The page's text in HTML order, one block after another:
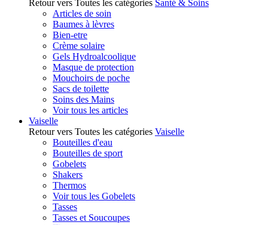
Retour vers Toutes les catégories Santé & Soins
Articles de soin
Baumes à lèvres
Bien-etre
Crème solaire
Gels Hydroalcoolique
Masque de protection
Mouchoirs de poche
Sacs de toilette
Soins des Mains
Voir tous les articles
Vaiselle
Retour vers Toutes les catégories Vaiselle
Bouteilles d'eau
Bouteilles de sport
Gobelets
Shakers
Thermos
Voir tous les Gobelets
Tasses
Tasses et Soucoupes